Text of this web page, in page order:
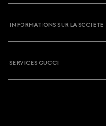
INFORMATIONS SUR LA SOCIETE
SERVICES GUCCI